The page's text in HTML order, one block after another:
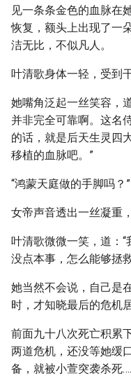
见一条条金色的血脉在
恢复，额头上出现了一
洁无比，不似凡人。
叶清歌身体一轻，受到
她嘴角泛起一丝笑容，
并非完全可靠啊。这名
的话，就是后天生灵四
移植的血脉吧。”
“鸿蒙天庭做的手脚吗？”
女帝声音透出一丝凝重
叶清歌微微一笑，道：
没点本事，怎么能够拯
她当然不会说，自己是
时，才知晓最后的危机
前面九十八次死亡积累
两道危机，还没等她缓
备，就被小萱突袭杀死